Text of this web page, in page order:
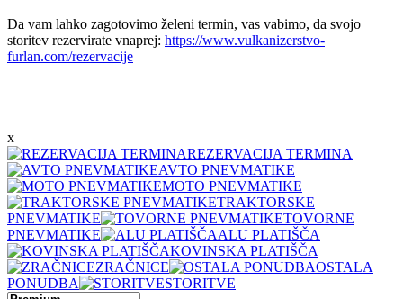
Da vam lahko zagotovimo želeni termin, vas vabimo, da svojo
storitev rezervirate vnaprej: https://www.vulkanizerstvo-
furlan.com/rezervacije
x
REZERVACIJA TERMINA
AVTO PNEVMATIKE
MOTO PNEVMATIKE
TRAKTORSKE
PNEVMATIKE
TOVORNE
PNEVMATIKE
ALU PLATIŠČA
KOVINSKA PLATIŠČA
ZRAČNICE
OSTALA
PONUDBA
STORITVE